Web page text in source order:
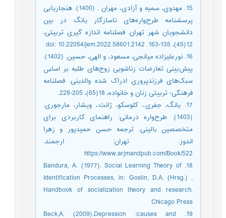
15. مهدوی، سمیه و آزادی، مهران . (1400). هنجاریابی
پرسشنامه طرح‌واره‌های ناسازگار یانگ در بین
دانشجویان شهر تهران. فصلنامه اندازه گیری تربیتی،
12(45)، 135-163. doi: 10.22054/jem.2022.58601.2142
16. نورعلیزاده میانجی، مسعود، و الهی، حسین. (1402).
پیش‌بینی تعارضات زناشویی زوج‌های طلبه بر اساس
سبک‌های فرزندپروری ادراک شده والدینی. فصلنامه
فرهنگی- تربیتی زنان و خانواده، 18(65)، 205-228.
17. یانگ، جفری.، کلوسکو، ژانت.، ویشار، مارجوری.
(1403). طرح‌واره درمانی: راهنمای کاربردی برای
متخصصین بالینی. ترجمه حسن حمیدپور و زهرا
اندوز. تهران: ارجمند.
https://www.arjmandpub.com/Book/522
18. Bandura, A. (1977). Social Learning Theory of
Identification Processes, in: Goslin, D.A. (Hrsg.) ,
Handbook of socialization theory and research,
Chicago Press
19. Beck,A. (2009).Depression :causes and